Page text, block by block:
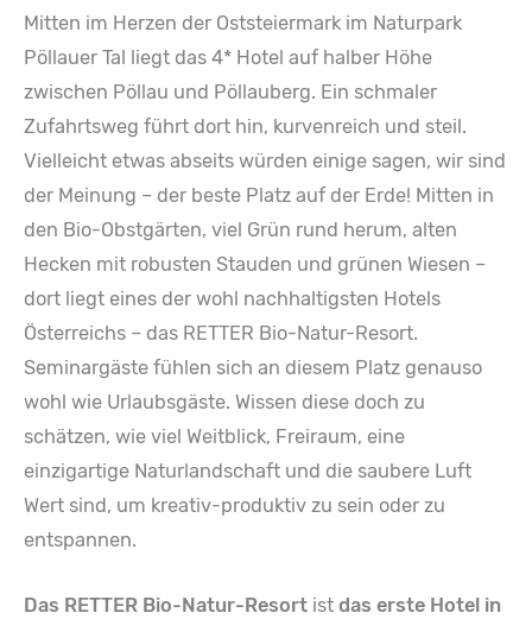
Mitten im Herzen der Oststeiermark im Naturpark
Pöllauer Tal liegt das 4* Hotel auf halber Höhe
zwischen Pöllau und Pöllauberg. Ein schmaler
Zufahrtsweg führt dort hin, kurvenreich und steil.
Vielleicht etwas abseits würden einige sagen, wir sind
der Meinung – der beste Platz auf der Erde! Mitten in
den Bio-Obstgärten, viel Grün rund herum, alten
Hecken mit robusten Stauden und grünen Wiesen –
dort liegt eines der wohl nachhaltigsten Hotels
Österreichs – das RETTER Bio-Natur-Resort.
Seminargäste fühlen sich an diesem Platz genauso
wohl wie Urlaubsgäste. Wissen diese doch zu
schätzen, wie viel Weitblick, Freiraum, eine
einzigartige Naturlandschaft und die saubere Luft
Wert sind, um kreativ-produktiv zu sein oder zu
entspannen.
Das RETTER Bio-Natur-Resort ist das erste Hotel in